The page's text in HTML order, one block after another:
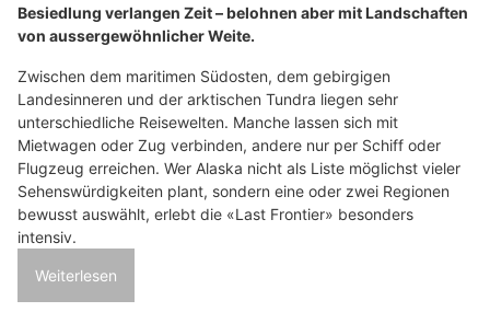
Besiedlung verlangen Zeit – belohnen aber mit Landschaften
von aussergewöhnlicher Weite.
Zwischen dem maritimen Südosten, dem gebirgigen
Landesinneren und der arktischen Tundra liegen sehr
unterschiedliche Reisewelten. Manche lassen sich mit
Mietwagen oder Zug verbinden, andere nur per Schiff oder
Flugzeug erreichen. Wer Alaska nicht als Liste möglichst vieler
Sehenswürdigkeiten plant, sondern eine oder zwei Regionen
bewusst auswählt, erlebt die «Last Frontier» besonders
intensiv.
Weiterlesen